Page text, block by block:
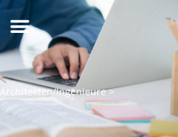
Architekten/Ingenieure>